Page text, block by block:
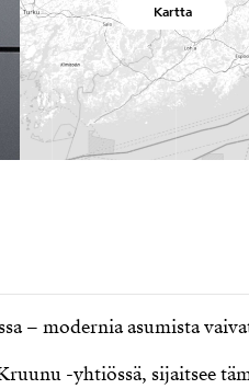
Kartta
– modernia asumista
-yhtiössä, sijaitsee